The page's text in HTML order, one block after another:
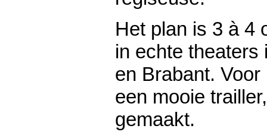
Het plan is 3 à 4
in echte theaters
en Brabant.
een mooie
gemaakt.